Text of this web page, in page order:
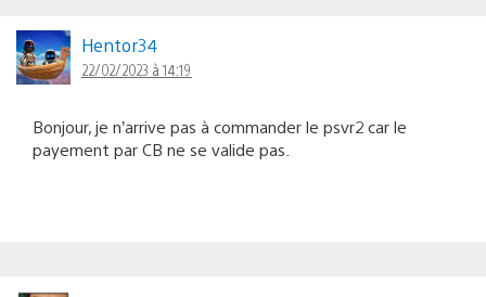
Hentor34
22/02/2023 à 14:19
Bonjour, je n’arrive pas à commander le psvr2 car le
payement par CB ne se valide pas.